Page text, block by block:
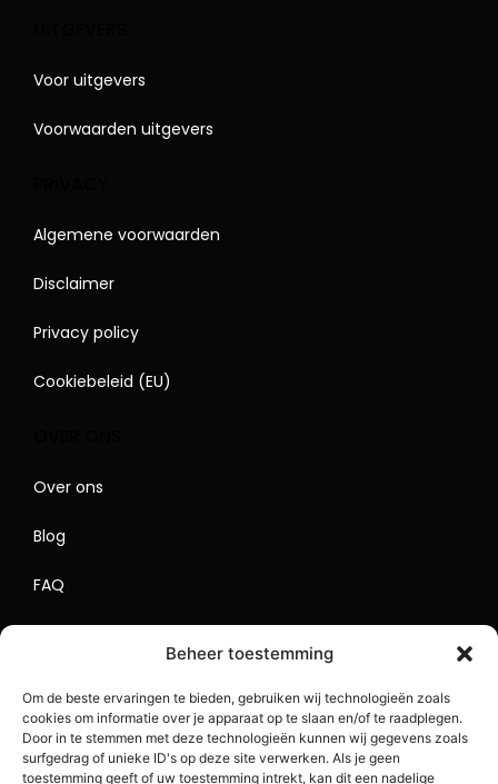
Beheer toestemming
Om de beste ervaringen te bieden, gebruiken wij technologieën zoals
cookies om informatie over je apparaat op te slaan en/of te raadplegen.
Door in te stemmen met deze technologieën kunnen wij gegevens zoals
surfgedrag of unieke ID's op deze site verwerken. Als je geen
toestemming geeft of uw toestemming intrekt, kan dit een nadelige
Voor uitgevers
Voorwaarden uitgevers
Algemene voorwaarden
Disclaimer
Privacy policy
Cookiebeleid (EU)
Over ons
Blog
FAQ
Lokaal Adverteren